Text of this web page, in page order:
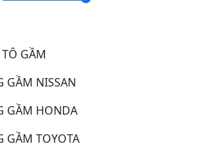
GẦM
GẦM NISSAN
GẦM HONDA
GẦM TOYOTA